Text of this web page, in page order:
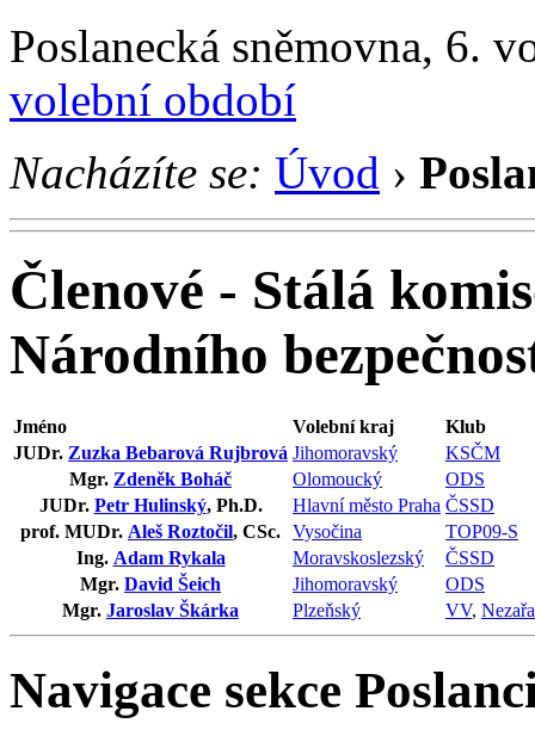
Poslanecká sněmovna, 6.
volební období
Nacházíte se: Úvod ›
Členové - Stálá
Národního
Jméno Volební kraj
Klub
JUDr. Zuzka Bebarová Rujbrová Jihomoravský
KSČM
Mgr. Zdeněk Boháč Olomoucký
ODS
JUDr. Petr Hulinský, Ph.D. Hlavní město Praha ČSSD
prof. MUDr. Aleš Roztočil, CSc. Vysočina
TOP09-S
Ing. Adam Rykala Moravskoslezský
ČSSD
Mgr. David Šeich Jihomoravský
ODS
Mgr. Jaroslav Škárka Plzeňský VV,
Navigace sekce